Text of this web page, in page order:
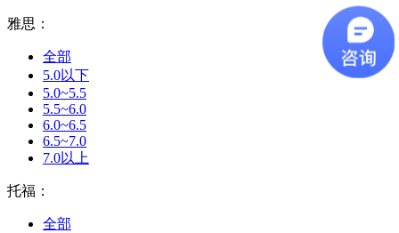
雅思：
全部
5.0以下
5.0~5.5
5.5~6.0
6.0~6.5
6.5~7.0
7.0以上
托福：
全部